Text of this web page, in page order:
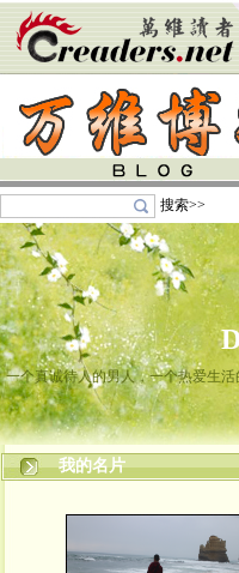
搜索>>
一个真诚待人的男人，一个热爱生
我的名片